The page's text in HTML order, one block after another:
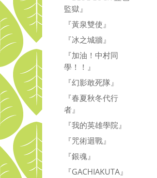
監獄』
『黃泉雙使』
『冰之城牆』
『加油！中村同
學！！』
『幻影敢死隊』
『春夏秋冬代行
者』
『我的英雄學院』
『咒術迴戰』
『銀魂』
『GACHIAKUTA』